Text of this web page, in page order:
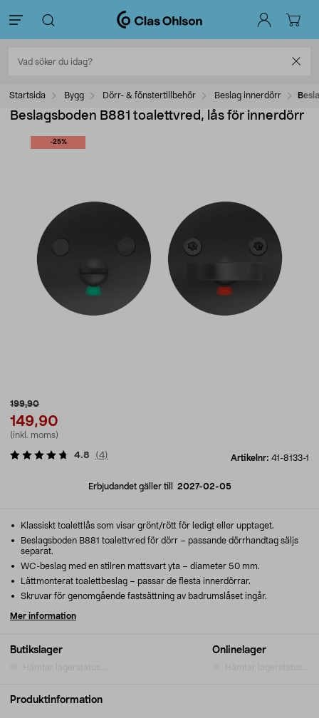
Startsida Bygg Dörr- & fönstertillbehör Beslag innerdörr
Beslagsboden B881 toalettvred, lås för innerdörr
-25%
199,90
149,90
(inkl. moms)
Artikelnr: 41-8133-1
4.8 (4)
Erbjudandet gäller till 2027-02-05
Butikslager Onlinelager
Klassiskt toalettlås som visar grönt/rött för ledigt eller upptaget.
Beslagsboden B881 toalettvred för dörr – passande dörrhandtag säljs
separat.
WC-beslag med en stilren mattsvart yta – diameter 50 mm.
Lättmonterat toalettbeslag – passar de flesta innerdörrar.
Skruvar för genomgående fastsättning av badrumslåset ingår.
Mer information
Produktinformation